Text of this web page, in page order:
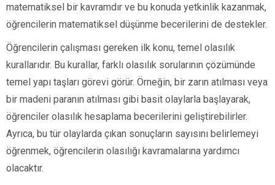
matematiksel bir kavramdır ve bu konuda yetkinlik kazanmak,
öğrencilerin matematiksel düşünme becerilerini de destekler.
Öğrencilerin çalışması gereken ilk konu, temel olasılık
kurallarıdır. Bu kurallar, farklı olasılık sorularının çözümünde
temel yapı taşları görevi görür. Örneğin, bir zarın atılması veya
bir madeni paranın atılması gibi basit olaylarla başlayarak,
öğrenciler olasılık hesaplama becerilerini geliştirebilirler.
Ayrıca, bu tür olaylarda çıkan sonuçların sayısını belirlemeyi
öğrenmek, öğrencilerin olasılığı kavramalarına yardımcı
olacaktır.